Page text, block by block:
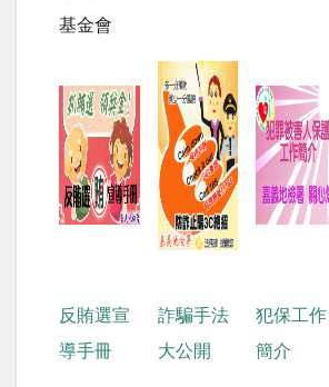
基金會
反賄選宣
導手冊
詐騙手法
大公開
犯保工作
簡介